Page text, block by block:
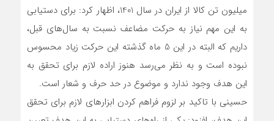
میلیون تن کالا از ایران در سال 1401، اظهار کرد: برای دستیابی
به این مهم نیاز به حرکت مضاعف نسبت به سال‌های قبل،
داریم که البته در این 5 ماه گذشته این حرکت زیاد محسوس
نبوده است و به نظر می‌رسد هنوز اراده لازم برای تحقق به
این هدف وجود ندارد و موضوع در حد حرف و شعار است.
حسینی با تاکید بر لزوم فراهم کردن ابزارهای لازم برای تحقق